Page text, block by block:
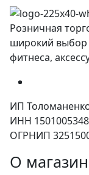
Розничная
широкий выбор
фитнеса,
ИП
ИНН
ОГРНИП
О